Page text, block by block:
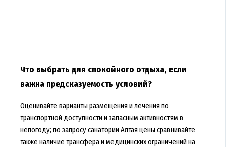
Что выбрать для спокойного отдыха, если
важна предсказуемость условий?
Оценивайте варианты размещения и лечения по
транспортной доступности и запасным активностям в
непогоду; по запросусанатории Алтая ценысравнивайте
также наличие трансфера и медицинских ограничений на